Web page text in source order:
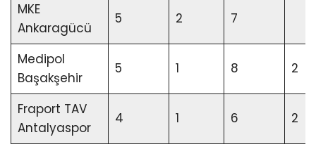
MKE
Ankaragücü
5 2 7
Medipol
Başakşehir
5 1 8 2
Fraport TAV
Antalyaspor
4 1 6 2